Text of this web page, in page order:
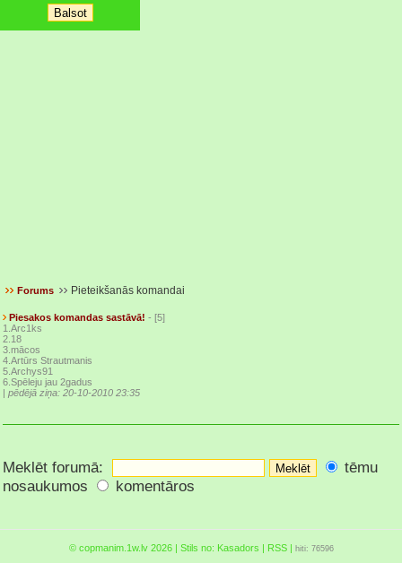
Forums Pieteikšanās komandai
Piesakos komandas sastāvā! - [5]
1.Arc1ks
2.18
3.mācos
4.Artūrs Strautmanis
5.Archys91
6.Spēleju jau 2gadus
| pēdējā ziņa: 20-10-2010 23:35
Meklēt forumā:
tēmu
nosaukumos
komentāros
© copmanim.1w.lv 2026 | Stils no: Kasadors | RSS| hiti: 76596